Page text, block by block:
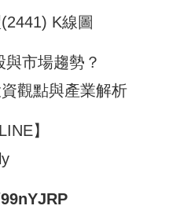
K線圖
市場趨勢？
觀點與產業解析
】